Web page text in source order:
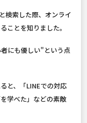
検索した際、オンライ
ことを知りました。
にも優しい"という点
と、「LINEでの対応
学べた」などの素敵